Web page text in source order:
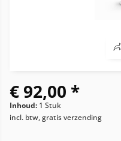
€ 92,00 *
Inhoud: 1 Stuk
incl. btw, gratis verzending